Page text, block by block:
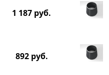
1 187 руб.
892 руб.